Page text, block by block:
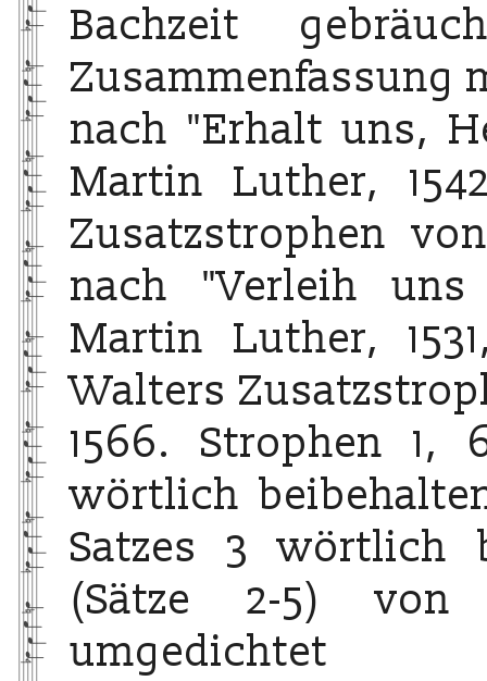
Bachzeit
Zusammenfassung
nach "Erhalt uns,
Martin Luther,
Zusatzstrophen
nach "Verleih
Martin Luther,
Walters
1566. Strophen
wörtlich
Satzes 3 wörtlich
(Sätze 2-5) von
umgedichtet